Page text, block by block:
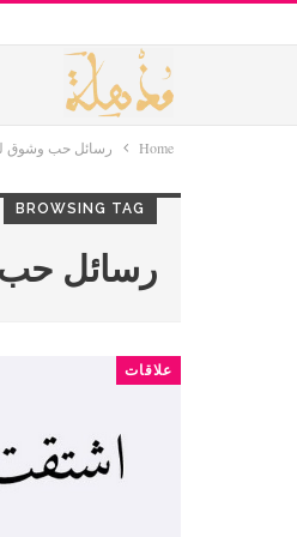
Home رسائل حب وشوق
BROWSING TAG
رسائل
علاقات